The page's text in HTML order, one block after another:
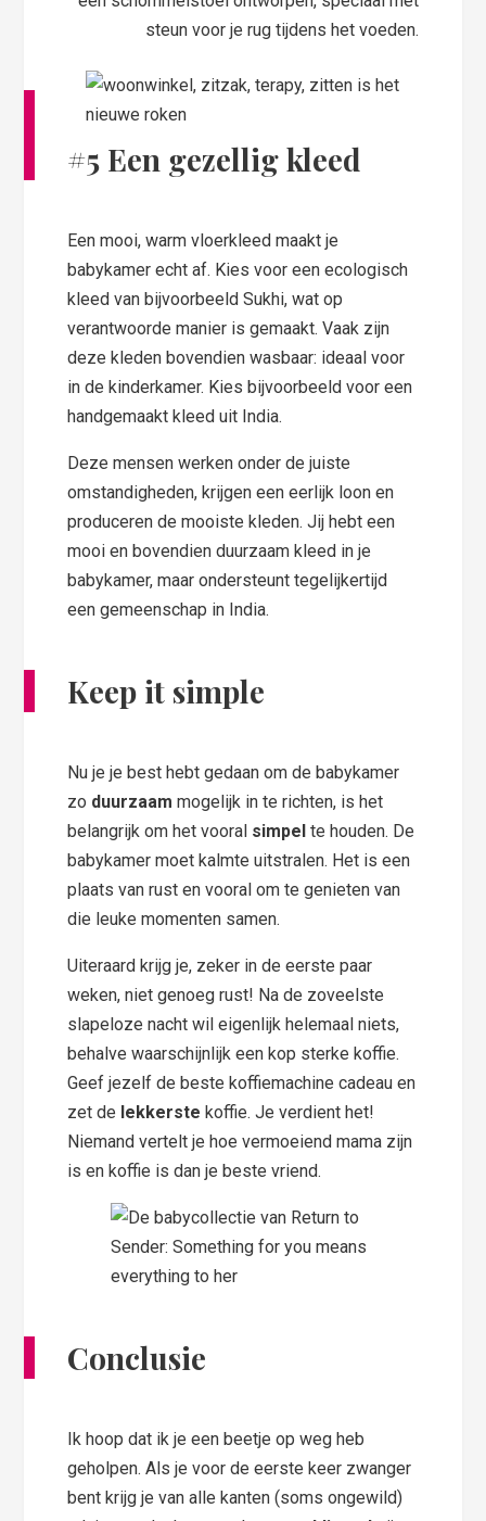
steun voor je rug tijdens het voeden.
#5 Een gezellig kleed
Een mooi, warm vloerkleed maakt je
babykamer echt af. Kies voor een ecologisch
kleed van bijvoorbeeld Sukhi, wat op
verantwoorde manier is gemaakt. Vaak zijn
deze kleden bovendien wasbaar: ideaal voor
in de kinderkamer. Kies bijvoorbeeld voor een
handgemaakt kleed uit India.
Deze mensen werken onder de juiste
omstandigheden, krijgen een eerlijk loon en
produceren de mooiste kleden. Jij hebt een
mooi en bovendien duurzaam kleed in je
babykamer, maar ondersteunt tegelijkertijd
een gemeenschap in India.
Keep it simple
Nu je je best hebt gedaan om de babykamer
zo duurzaammogelijk in te richten, is het
belangrijk om het vooral simpelte houden. De
babykamer moet kalmte uitstralen. Het is een
plaats van rust en vooral om te genieten van
die leuke momenten samen.
Uiteraard krijg je, zeker in de eerste paar
weken, niet genoeg rust! Na de zoveelste
slapeloze nacht wil eigenlijk helemaal niets,
behalve waarschijnlijk een kop sterke koffie.
Geef jezelf de beste koffiemachine cadeau en
zet de lekkerste koffie. Je verdient het!
Niemand vertelt je hoe vermoeiend mama zijn
is en koffie is dan je beste vriend.
Conclusie
Ik hoop dat ik je een beetje op weg heb
geholpen. Als je voor de eerste keer zwanger
bent krijg je van alle kanten (soms ongewild)